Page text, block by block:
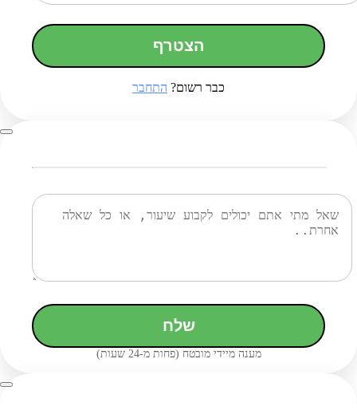
הצטרף
כבר רשום? התחבר
שלח
מענה מיידי מובטח (פחות מ-24 שעות)